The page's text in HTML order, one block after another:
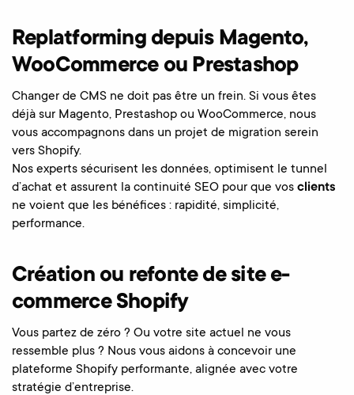
Replatforming depuis Magento,
WooCommerce ou Prestashop
Changer de CMS ne doit pas être un frein. Si vous êtes
déjà sur Magento, Prestashop ou WooCommerce, nous
vous accompagnons dans un projet de migration serein
vers Shopify.
Nos experts sécurisent les données, optimisent le tunnel
d’achat et assurent la continuité SEO pour que vos clients
ne voient que les bénéfices : rapidité, simplicité,
performance.
Création ou refonte de site e-
commerce Shopify
Vous partez de zéro ? Ou votre site actuel ne vous
ressemble plus ? Nous vous aidons à concevoir une
plateforme Shopify performante, alignée avec votre
stratégie d’entreprise.